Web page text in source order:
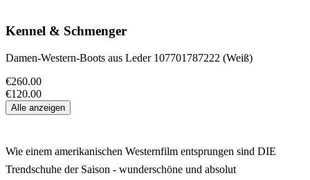
Kennel & Schmenger
Damen-Western-Boots aus Leder 107701787222 (Weiß)
€260.00
€120.00
Alle anzeigen
Wie einem amerikanischen Westernfilm entsprungen sind DIE
Trendschuhe der Saison - wunderschöne und absolut